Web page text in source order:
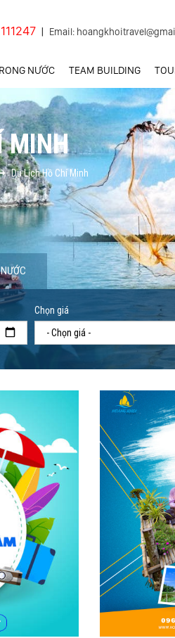
Email:
NƯỚC TEAM BUILDING
MINH
Du Lịch Hồ Chí Minh
Chọn giá